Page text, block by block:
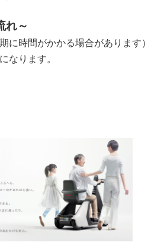
れ～
に時間がかかる場合があります）
なります。